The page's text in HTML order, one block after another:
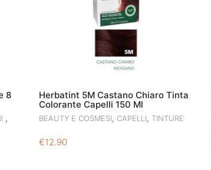
8
,
Herbatint 5M Castano Chiaro Tinta
Colorante Capelli 150 Ml
BEAUTY E COSMESI, CAPELLI, TINTURE
€12.90